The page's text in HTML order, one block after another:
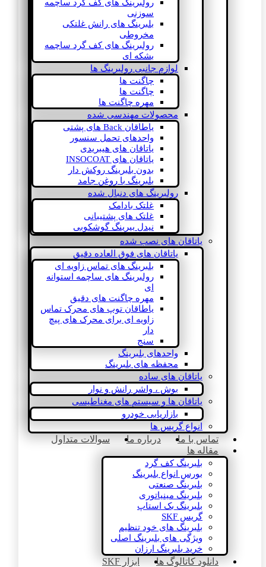
رولبرینگ های کف گرد ساچمه
سوزنی
بلبرینگ های رانش غلتکی
مخروطی
رولبرینگ های کف گرد ساچمه
بشکه ای
لوازم جانبی رولبرینگ ها
چاگنت ها
چاگنت ها
مهره چاگنت ها
محصولات مهندسی شده
یاطاقان Back های پشتی
واحدهای تحمل سنسور
یاتاقان های هیبریدی
یاتاقان های INSOCOAT
بدون بلبرینگ روکش دار
بلبرینگ با روغن جامد
رولبرینگ های دنبال شده
غلتک بادامک
غلتک های پشتیبانی
نیدل بیرینگ گوشکوبی
یاتاقان های نصب شده
یاتاقان های فوق العاده دقیق
بلبرینگ های تماس زاویه ای
رولبرینگ های ساچمه استوانه
ای
مهره چاگنت های دقیق
یاطاقان توپ های محرک تماس
زاویه ای برای محرک های پیچ
دار
سنج
واحدهای بلبرینگ
محفظه های بلبرینگ
یاتاقان های ساده
بوش ، واشر رانش و نوار
یاتاقان ها و سیستم های مغناطیسی
بازاریابی خودرو
انواع گریس ها
تماس با ما درباره ما
سوالات متداول
مقاله ها
بلبرینگ کف گرد
بورس انواع بلبرینگ
بلبرینگ صنعتی
بلبرینگ مینیاتوری
بلبرینگ بک استاپ
گریس SKF
بلبرینگ های خود تنظیم
ویژگی های بلبرینگ اصلی
خرید بلبرینگ ارزان
دانلود کاتالوگ ها
ابزار SKF